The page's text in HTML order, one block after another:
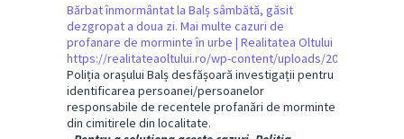
Bărbat înmormântat la Balș sâmbătă, găsit
dezgropat a doua zi. Mai multe cazuri de
profanare de morminte în urbe | Realitatea Oltului
https://realitateaoltului.ro/wp-content/uploads/2025/02/
Poliția orașului Balș desfășoară investigații pentru
identificarea persoanei/persoanelor
responsabile de recentele profanări de morminte
din cimitirele din localitate.